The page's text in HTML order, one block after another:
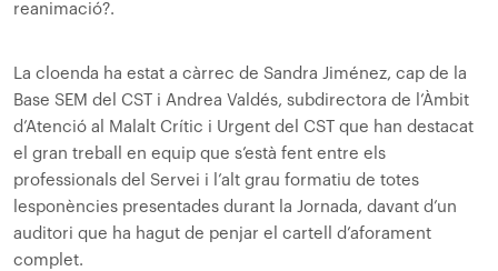
reanimació?.
La cloenda ha estat a càrrec de Sandra Jiménez, cap de la
Base SEM del CST i Andrea Valdés, subdirectora de l’Àmbit
d’Atenció al Malalt Crític i Urgent del CST que han destacat
el gran treball en equip que s’està fent entre els
professionals del Servei i l’alt grau formatiu de totes
lesponències presentades durant la Jornada, davant d’un
auditori que ha hagut de penjar el cartell d’aforament
complet.